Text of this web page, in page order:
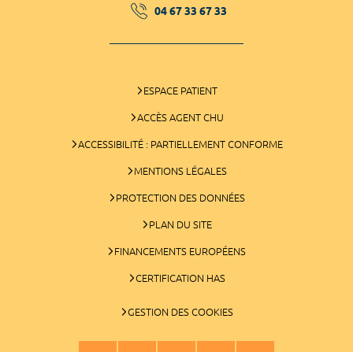
04 67 33 67 33
ESPACE PATIENT
ACCÈS AGENT CHU
ACCESSIBILITÉ : PARTIELLEMENT CONFORME
MENTIONS LÉGALES
PROTECTION DES DONNÉES
PLAN DU SITE
FINANCEMENTS EUROPÉENS
CERTIFICATION HAS
GESTION DES COOKIES